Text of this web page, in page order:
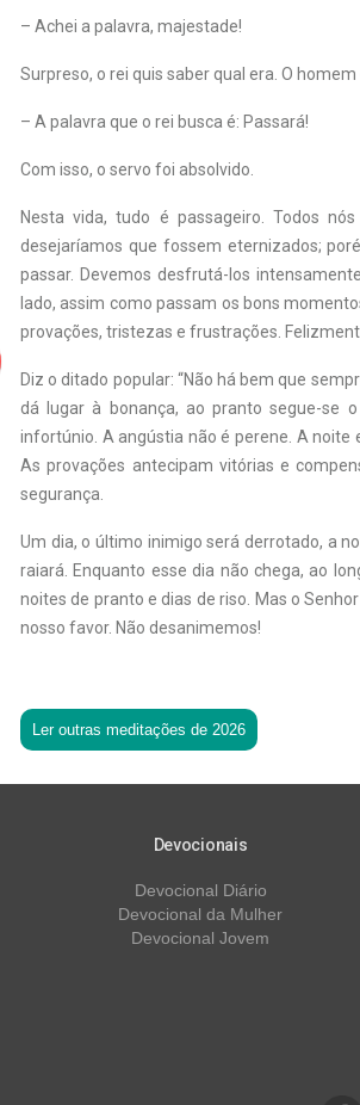
– Achei a palavra, majestade!
Surpreso, o rei quis saber qual era. O homem
– A palavra que o rei busca é: Passará!
Com isso, o servo foi absolvido.
Nesta vida, tudo é passageiro. Todos
desejaríamos que fossem eternizados;
passar. Devemos desfrutá-los
lado, assim como passam os bons
provações, tristezas e frustrações.
Diz o ditado popular: “Não há bem que
dá lugar à bonança, ao pranto segue-se
infortúnio. A angústia não é perene. A noite
As provações antecipam vitórias e
segurança.
Um dia, o último inimigo será derrotado, a
raiará. Enquanto esse dia não chega, ao
noites de pranto e dias de riso. Mas o
nosso favor. Não desanimemos!
Ler outras meditações de 2026
Devocionais
Devocional Diário
Devocional da Mulher
Devocional Jovem